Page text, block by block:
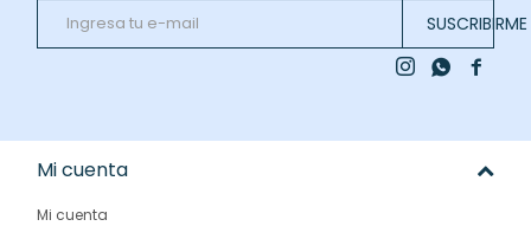
SUSCRIBIRME

 
Mi cuenta
Mi cuenta